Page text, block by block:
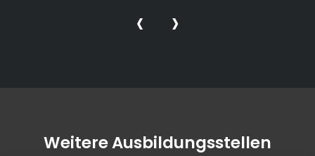
‹ ›
Weitere Ausbildungsstellen